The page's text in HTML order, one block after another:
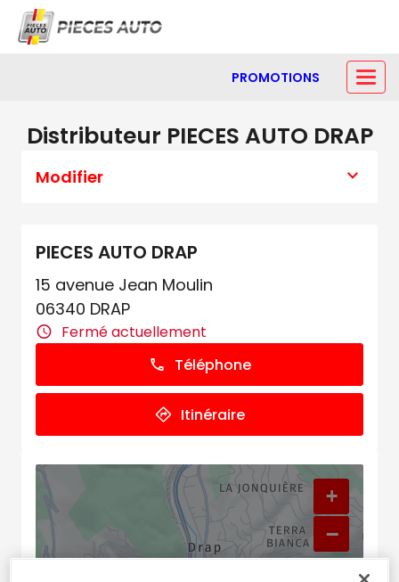
PROMOTIONS
Distributeur PIECES AUTO DRAP
Modifier
PIECES AUTO DRAP
15 avenue Jean Moulin
06340 DRAP
Fermé actuellement
Téléphone
Itinéraire
+
−